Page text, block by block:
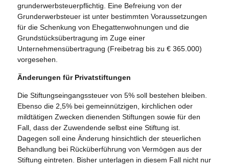
grunderwerbsteuerpflichtig. Eine Befreiung von der
Grunderwerbsteuer ist unter bestimmten Voraussetzungen
für die Schenkung von Ehegattenwohnungen und die
Grundstücksübertragung im Zuge einer
Unternehmensübertragung (Freibetrag bis zu € 365.000)
vorgesehen.
Änderungen für Privatstiftungen
Die Stiftungseingangssteuer von 5% soll bestehen bleiben.
Ebenso die 2,5% bei gemeinnützigen, kirchlichen oder
mildtätigen Zwecken dienenden Stiftungen sowie für den
Fall, dass der Zuwendende selbst eine Stiftung ist.
Dagegen soll eine Änderung hinsichtlich der steuerlichen
Behandlung bei Rücküberführung von Vermögen aus der
Stiftung eintreten. Bisher unterlagen in diesem Fall nicht nur